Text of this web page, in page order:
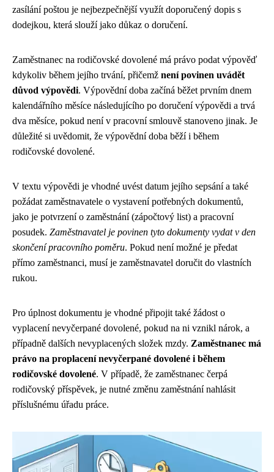
zasílání poštou je nejbezpečnější využít doporučený dopis s
dodejkou, která slouží jako důkaz o doručení.
Zaměstnanec na rodičovské dovolené má právo podat výpověď
kdykoliv během jejího trvání, přičemž není povinen uvádět
důvod výpovědi. Výpovědní doba začíná běžet prvním dnem
kalendářního měsíce následujícího po doručení výpovědi a trvá
dva měsíce, pokud není v pracovní smlouvě stanoveno jinak. Je
důležité si uvědomit, že výpovědní doba běží i během
rodičovské dovolené.
V textu výpovědi je vhodné uvést datum jejího sepsání a také
požádat zaměstnavatele o vystavení potřebných dokumentů,
jako je potvrzení o zaměstnání (zápočtový list) a pracovní
posudek. Zaměstnavatel je povinen tyto dokumenty vydat v den
skončení pracovního poměru. Pokud není možné je předat
přímo zaměstnanci, musí je zaměstnavatel doručit do vlastních
rukou.
Pro úplnost dokumentu je vhodné připojit také žádost o
vyplacení nevyčerpané dovolené, pokud na ni vznikl nárok, a
případně dalších nevyplacených složek mzdy. Zaměstnanec má
právo na proplacení nevyčerpané dovolené i během
rodičovské dovolené. V případě, že zaměstnanec čerpá
rodičovský příspěvek, je nutné změnu zaměstnání nahlásit
příslušnému úřadu práce.